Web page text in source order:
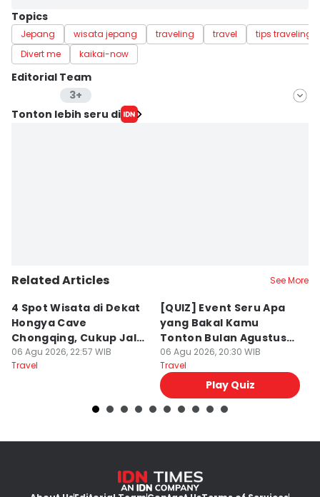
Topics
Jepang wisata jepang traveling travel
tips traveling
Divert me
kaikai-now
Editorial Team
3+
Editor
Tonton lebih seru di
Related Articles See More
4 Spot Wisata di Dekat
Hongya Cave
Chongqing, Cukup Jalan
Kaki!
06 Agu 2026, 22:57 WIB
Travel
[QUIZ] Event Seru Apa
yang Bakal Kamu
Tonton Bulan Agustus
2026 Ini?
06 Agu 2026, 20:30 WIB
Travel
Play Quiz